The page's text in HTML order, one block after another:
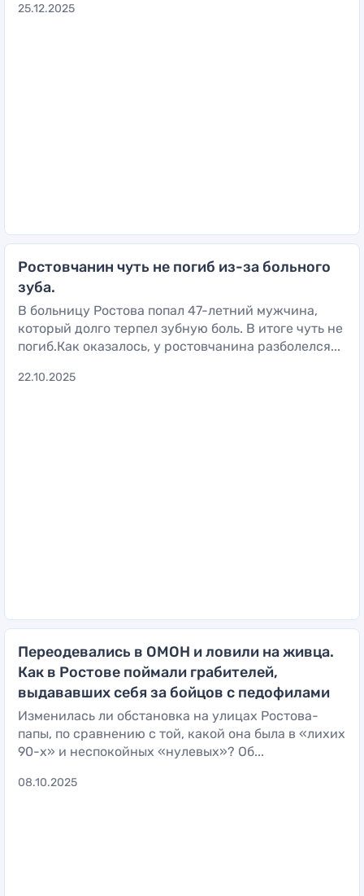
25.12.2025
Ростовчанин чуть не погиб из-за больного
зуба.
В больницу Ростова попал 47-летний мужчина,
который долго терпел зубную боль. В итоге чуть не
погиб.Как оказалось, у ростовчанина разболелся...
22.10.2025
Переодевались в ОМОН и ловили на живца.
Как в Ростове поймали грабителей,
выдававших себя за бойцов с педофилами
Изменилась ли обстановка на улицах Ростова-
папы, по сравнению с той, какой она была в «лихих
90-х» и неспокойных «нулевых»? Об...
08.10.2025